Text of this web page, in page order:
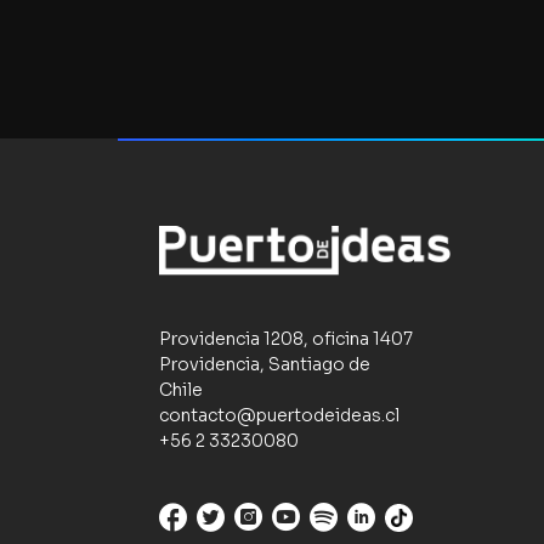
Providencia 1208, oficina 1407
Providencia, Santiago de
Chile
contacto@puertodeideas.cl
+56 2 33230080